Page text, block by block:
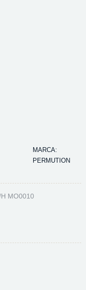
MARCA:
PERMUTION
MO0010